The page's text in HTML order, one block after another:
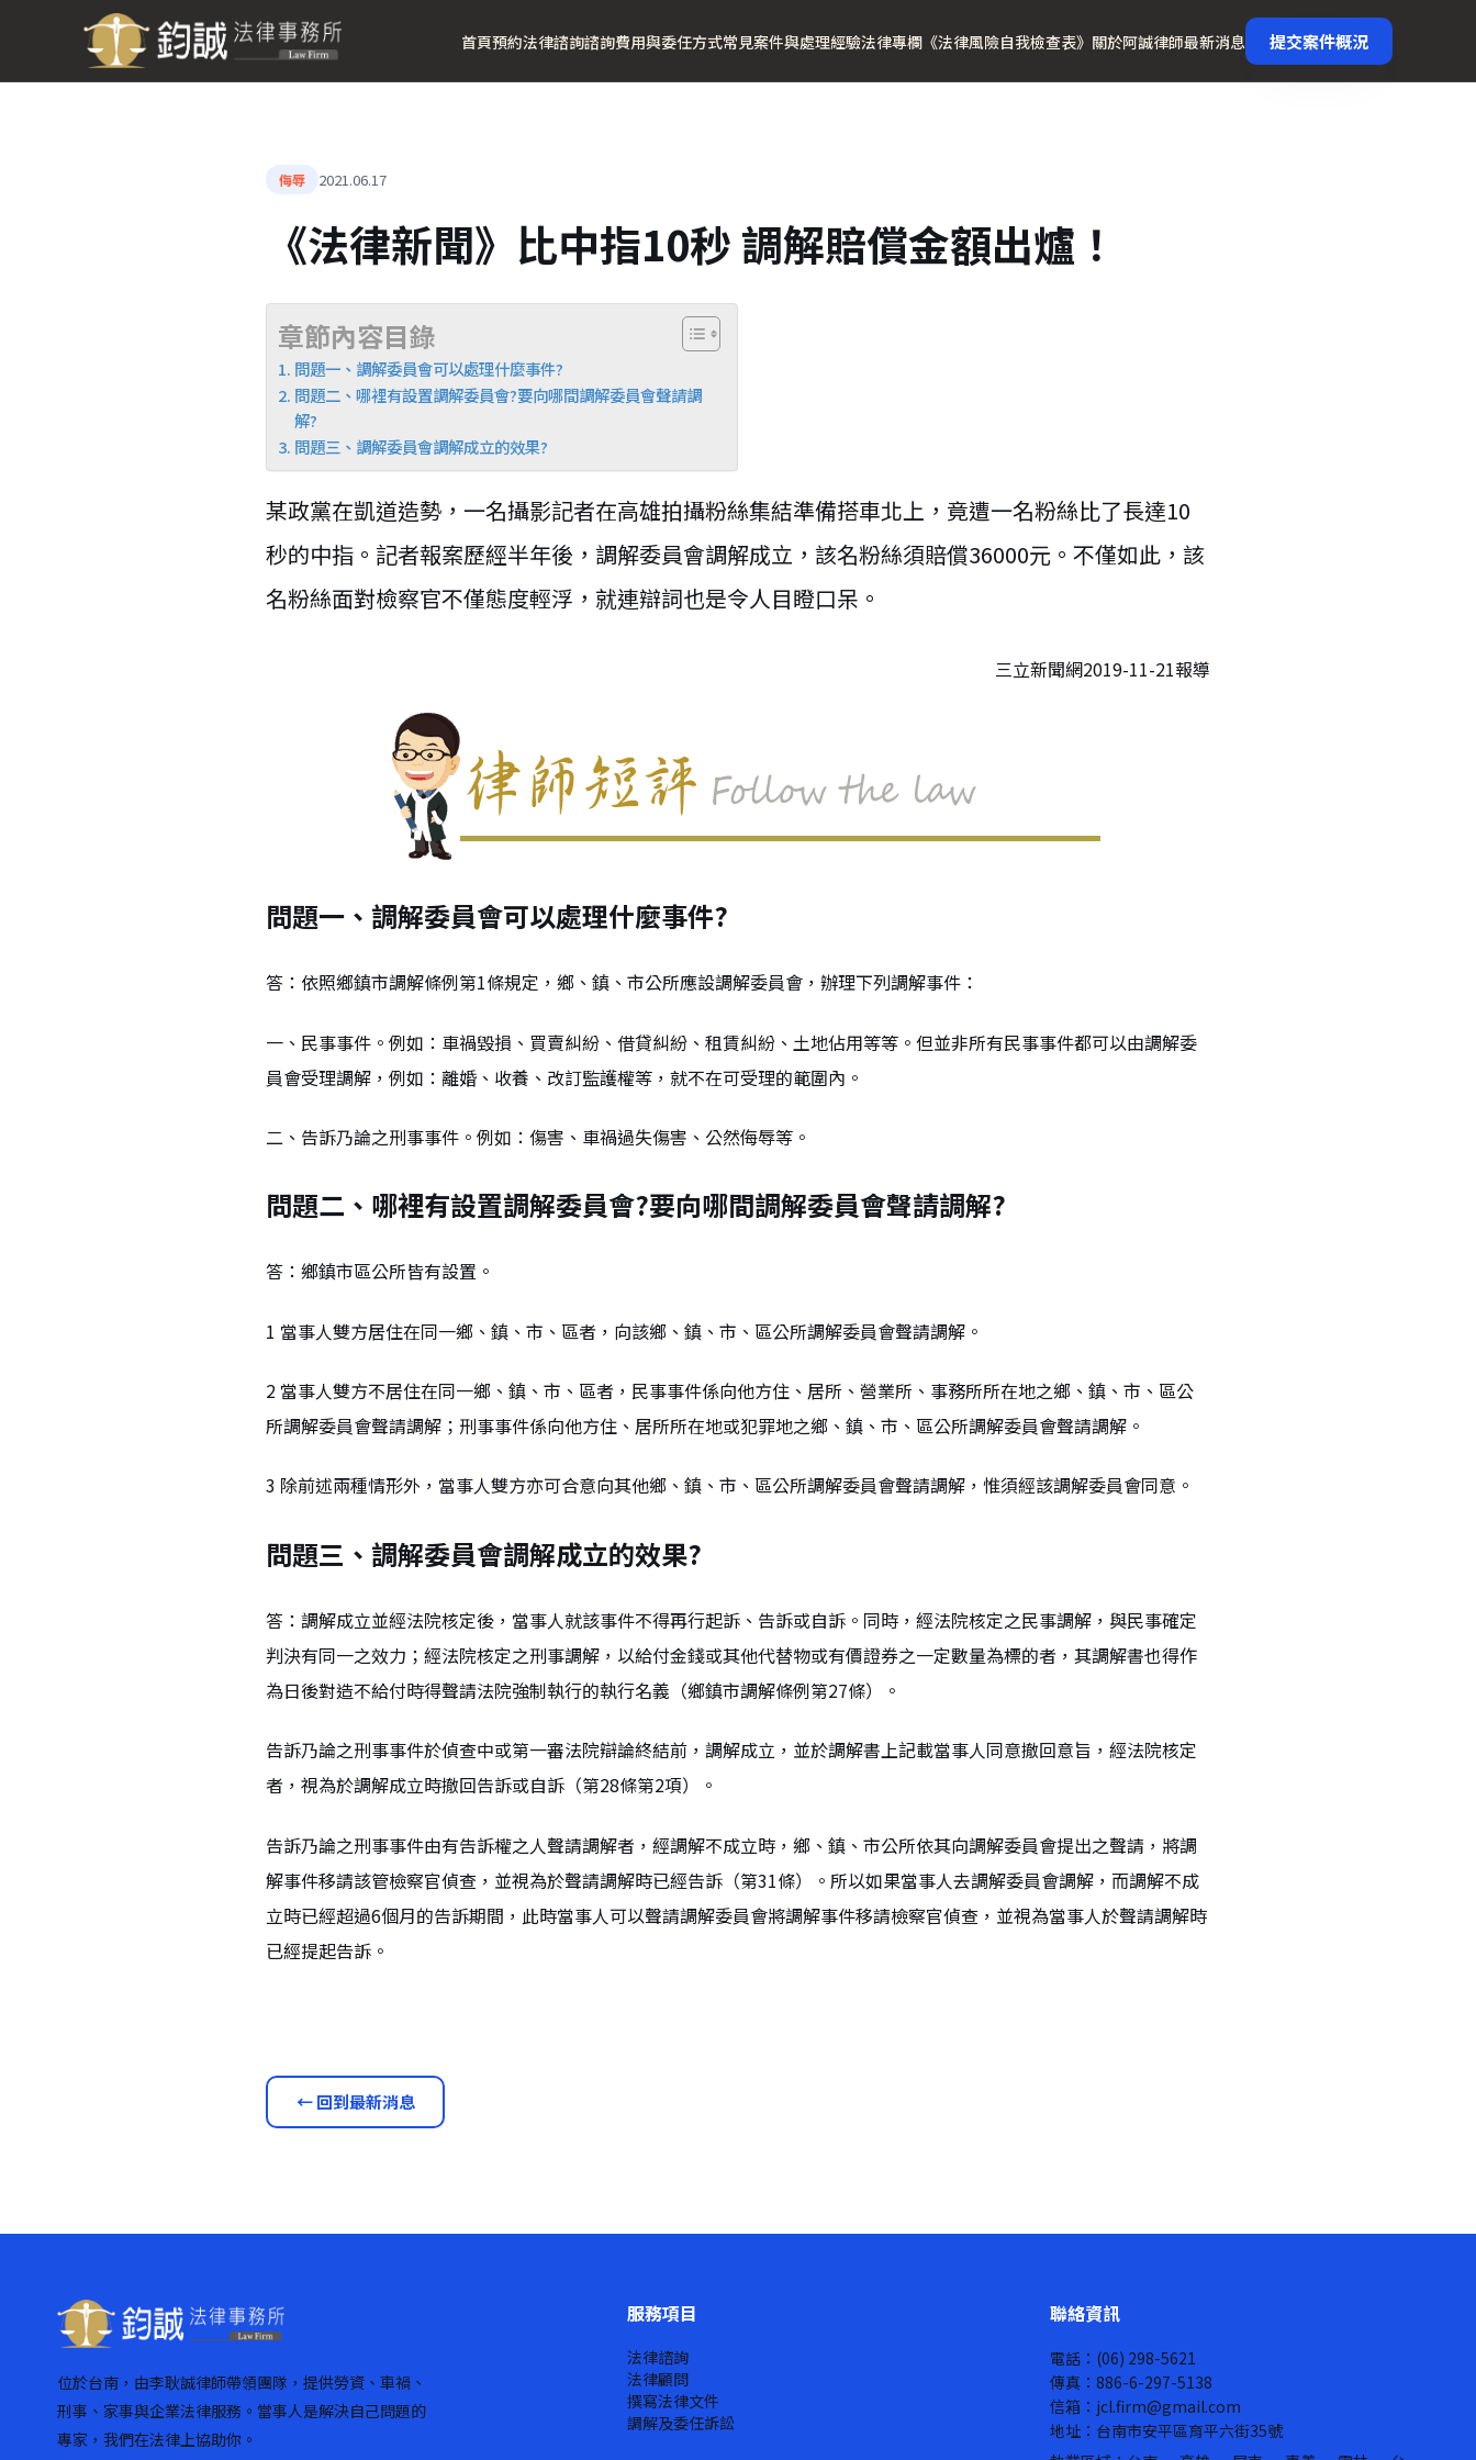
首頁預約法律諮詢諮詢費用與委任方式常見案件與處理經驗法律專欄 《法律風險自我檢查表》 關於阿誠律師最新消息 提交案件概況
侮辱 2021.06.17
《法律新聞》比中指10秒 調解賠償金額出爐！
章節內容目錄
問題一、調解委員會可以處理什麼事件?
問題二、哪裡有設置調解委員會?要向哪間調解委員會聲請調
解?
問題三、調解委員會調解成立的效果?
某政黨在凱道造勢，一名攝影記者在高雄拍攝粉絲集結準備搭車北上，竟遭一名粉絲比了長達10
秒的中指。記者報案歷經半年後，調解委員會調解成立，該名粉絲須賠償36000元。不僅如此，該
名粉絲面對檢察官不僅態度輕浮，就連辯詞也是令人目瞪口呆。
三立新聞網2019-11-21報導
問題一、調解委員會可以處理什麼事件?
答：依照鄉鎮市調解條例第1條規定，鄉、鎮、市公所應設調解委員會，辦理下列調解事件：
一、民事事件。例如：車禍毀損、買賣糾紛、借貸糾紛、租賃糾紛、土地佔用等等。但並非所有民事事件都可以由調解委
員會受理調解，例如：離婚、收養、改訂監護權等，就不在可受理的範圍內。
二、告訴乃論之刑事事件。例如：傷害、車禍過失傷害、公然侮辱等。
問題二、哪裡有設置調解委員會?要向哪間調解委員會聲請調解?
答：鄉鎮市區公所皆有設置。
1 當事人雙方居住在同一鄉、鎮、市、區者，向該鄉、鎮、市、區公所調解委員會聲請調解。
2 當事人雙方不居住在同一鄉、鎮、市、區者，民事事件係向他方住、居所、營業所、事務所所在地之鄉、鎮、市、區公
所調解委員會聲請調解；刑事事件係向他方住、居所所在地或犯罪地之鄉、鎮、市、區公所調解委員會聲請調解。
3 除前述兩種情形外，當事人雙方亦可合意向其他鄉、鎮、市、區公所調解委員會聲請調解，惟須經該調解委員會同意。
問題三、調解委員會調解成立的效果?
答：調解成立並經法院核定後，當事人就該事件不得再行起訴、告訴或自訴。同時，經法院核定之民事調解，與民事確定
判決有同一之效力；經法院核定之刑事調解，以給付金錢或其他代替物或有價證券之一定數量為標的者，其調解書也得作
為日後對造不給付時得聲請法院強制執行的執行名義（鄉鎮市調解條例第27條）。
告訴乃論之刑事事件於偵查中或第一審法院辯論終結前，調解成立，並於調解書上記載當事人同意撤回意旨，經法院核定
者，視為於調解成立時撤回告訴或自訴（第28條第2項）。
告訴乃論之刑事事件由有告訴權之人聲請調解者，經調解不成立時，鄉、鎮、市公所依其向調解委員會提出之聲請，將調
解事件移請該管檢察官偵查，並視為於聲請調解時已經告訴（第31條）。所以如果當事人去調解委員會調解，而調解不成
立時已經超過6個月的告訴期間，此時當事人可以聲請調解委員會將調解事件移請檢察官偵查，並視為當事人於聲請調解時
已經提起告訴。
← 回到最新消息
位於台南，由李耿誠律師帶領團隊，提供勞資、車禍、
刑事、家事與企業法律服務。當事人是解決自己問題的
專家，我們在法律上協助你。
服務項目
法律諮詢
法律顧問
撰寫法律文件
調解及委任訴訟
聯絡資訊
電話：(06) 298-5621
傳真：886-6-297-5138
信箱：jcl.firm@gmail.com
地址：台南市安平區育平六街35號